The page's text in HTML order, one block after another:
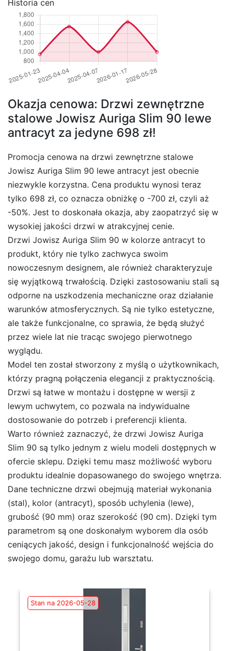
Historia cen
Okazja cenowa: Drzwi zewnętrzne
stalowe Jowisz Auriga Slim 90 lewe
antracyt za jedyne 698 zł!
Promocja cenowa na drzwi zewnętrzne stalowe
Jowisz Auriga Slim 90 lewe antracyt jest obecnie
niezwykle korzystna. Cena produktu wynosi teraz
tylko 698 zł, co oznacza obniżkę o -700 zł, czyli aż
-50%. Jest to doskonała okazja, aby zaopatrzyć się w
wysokiej jakości drzwi w atrakcyjnej cenie.
Drzwi Jowisz Auriga Slim 90 w kolorze antracyt to
produkt, który nie tylko zachwyca swoim
nowoczesnym designem, ale również charakteryzuje
się wyjątkową trwałością. Dzięki zastosowaniu stali są
odporne na uszkodzenia mechaniczne oraz działanie
warunków atmosferycznych. Są nie tylko estetyczne,
ale także funkcjonalne, co sprawia, że będą służyć
przez wiele lat nie tracąc swojego pierwotnego
wyglądu.
Model ten został stworzony z myślą o użytkownikach,
którzy pragną połączenia elegancji z praktycznością.
Drzwi są łatwe w montażu i dostępne w wersji z
lewym uchwytem, co pozwala na indywidualne
dostosowanie do potrzeb i preferencji klienta.
Warto również zaznaczyć, że drzwi Jowisz Auriga
Slim 90 są tylko jednym z wielu modeli dostępnych w
ofercie sklepu. Dzięki temu masz możliwość wyboru
produktu idealnie dopasowanego do swojego wnętrza.
Dane techniczne drzwi obejmują materiał wykonania
(stal), kolor (antracyt), sposób uchylenia (lewe),
grubość (90 mm) oraz szerokość (90 cm). Dzięki tym
parametrom są one doskonałym wyborem dla osób
ceniących jakość, design i funkcjonalność wejścia do
swojego domu, garażu lub warsztatu.
Stan na 2026-05-28